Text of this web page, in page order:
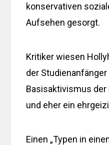
konservativen
Aufsehen gesorgt.
Kritiker wiesen
der
Basisaktivismus der
und eher ein
Einen „Typen in